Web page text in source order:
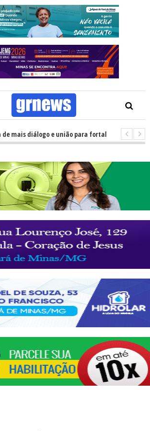
diálogo e união para fortalecer Minas e Pará